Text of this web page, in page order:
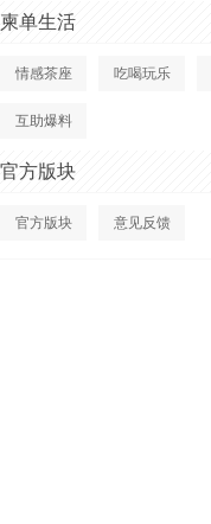
柬单生活
情感茶座 吃喝玩乐
互助爆料
官方版块
官方版块 意见反馈